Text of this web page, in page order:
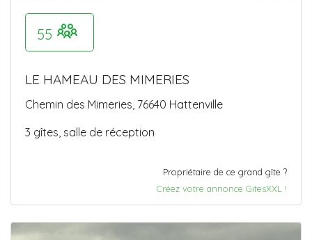
55
LE HAMEAU DES MIMERIES
Chemin des Mimeries, 76640 Hattenville
3 gîtes, salle de réception
Propriétaire de ce grand gîte ?
Créez votre annonce GitesXXL !